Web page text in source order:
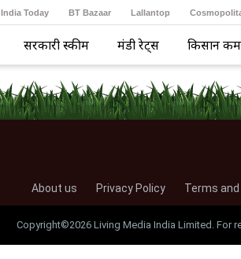
India Today BT Bazaar Lallantop
सरकारी स्कीम मंडी रेट्स किसान
About us Privacy Policy Terms
Copyright©2026 Living Media India Limited. For